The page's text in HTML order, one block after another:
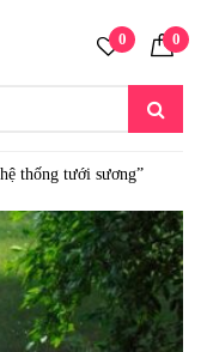
0 0
thống tưới sương”